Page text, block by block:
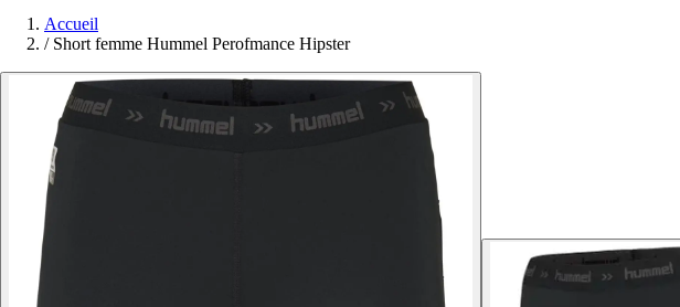
Accueil
/ Short femme Hummel Perofmance Hipster